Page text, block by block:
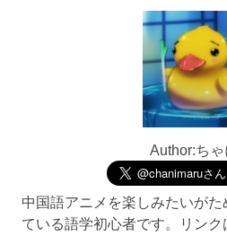
Author:ち
中国語アニメを楽しみたいが
ている語学初心者です。リン